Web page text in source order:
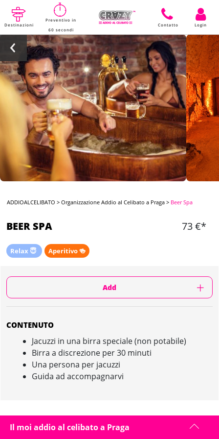
Destinazioni
Preventivo in
60 secondi
Contatto Login
ADDIOALCELIBATO >Organizzazione Addio al Celibato a Praga > Beer Spa
BEER SPA 73 €*
Relax 😇 Aperitivo 🍻
Add
CONTENUTO
Jacuzzi in una birra speciale (non potabile)
Birra a discrezione per 30 minuti
Una persona per jacuzzi
Guida ad accompagnarvi
BEER SPA IN PRAGA : PRESENTAZIONE
Il moi addio al celibato a Praga